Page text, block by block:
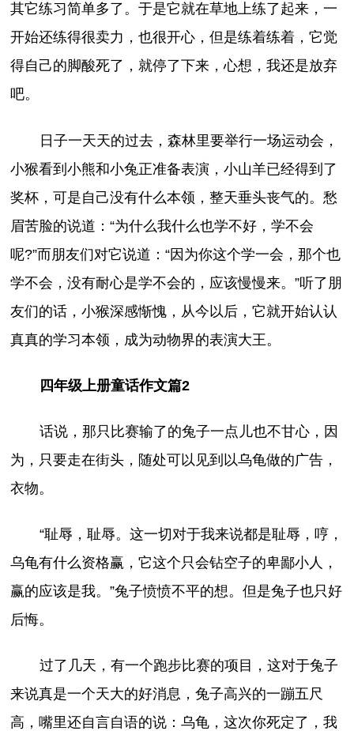
其它练习简单多了。于是它就在草地上练了起来，一
开始还练得很卖力，也很开心，但是练着练着，它觉
得自己的脚酸死了，就停了下来，心想，我还是放弃
吧。
日子一天天的过去，森林里要举行一场运动会，
小猴看到小熊和小兔正准备表演，小山羊已经得到了
奖杯，可是自己没有什么本领，整天垂头丧气的。愁
眉苦脸的说道：“为什么我什么也学不好，学不会
呢?”而朋友们对它说道：“因为你这个学一会，那个也
学不会，没有耐心是学不会的，应该慢慢来。”听了朋
友们的话，小猴深感惭愧，从今以后，它就开始认认
真真的学习本领，成为动物界的表演大王。
四年级上册童话作文篇2
话说，那只比赛输了的兔子一点儿也不甘心，因
为，只要走在街头，随处可以见到以乌龟做的广告，
衣物。
“耻辱，耻辱。这一切对于我来说都是耻辱，哼，
乌龟有什么资格赢，它这个只会钻空子的卑鄙小人，
赢的应该是我。”兔子愤愤不平的想。但是兔子也只好
后悔。
过了几天，有一个跑步比赛的项目，这对于兔子
来说真是一个天大的好消息，兔子高兴的一蹦五尺
高，嘴里还自言自语的说：乌龟，这次你死定了，我